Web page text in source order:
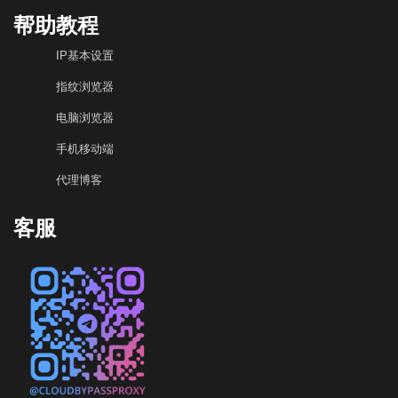
帮助教程
IP基本设置
指纹浏览器
电脑浏览器
手机移动端
代理博客
客服